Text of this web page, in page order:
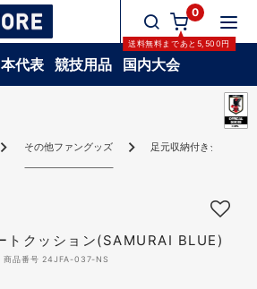
0
送料無料まであと 5,500円
代表 競技用品 国内大会
その他ファングッズ 足元収納付きシートク
トクッション(SAMURAI BLUE)
商品番号 24JFA-037-NS